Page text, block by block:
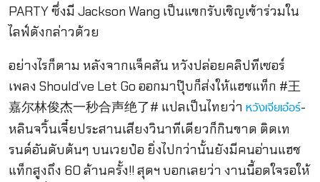
PARTY ซึ่งมี Jackson Wang เป็นแขกรับเชิญเข้าร่วมใน
ไลฟ์ดังกล่าวด้วย
อย่างไรก็ตาม หลังจากแจ็คสัน หวังปล่อยคลิปทีเซอร์
เพลง Should’ve Let Go ออกมาปุ๊บก็ส่งให้แฮชแท็ก #王
嘉尔林俊杰一秒合声绝了# แปลเป็นไทยว่า หวังเจียเอ๋อร์-
หลินจวิ้นเจี๋ยประสานเสียงวินาทีเดียวก็กินขาด ติดเท
รนด์อันดับต้นๆ บนเวยป๋อ ยิ่งไปกว่านั้นยังมีคนอ่านแฮช
แท็กสูงถึง 60 ล้านครั้ง!! สุดฯ บอกเลยว่า งานนี้อดใจรอให้